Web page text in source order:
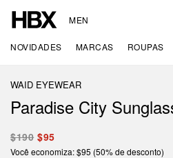
MEN
NOVIDADES MARCAS ROUPAS
WAID EYEWEAR
Paradise City
$190 $95
Você economiza: $95 (50% de desconto)